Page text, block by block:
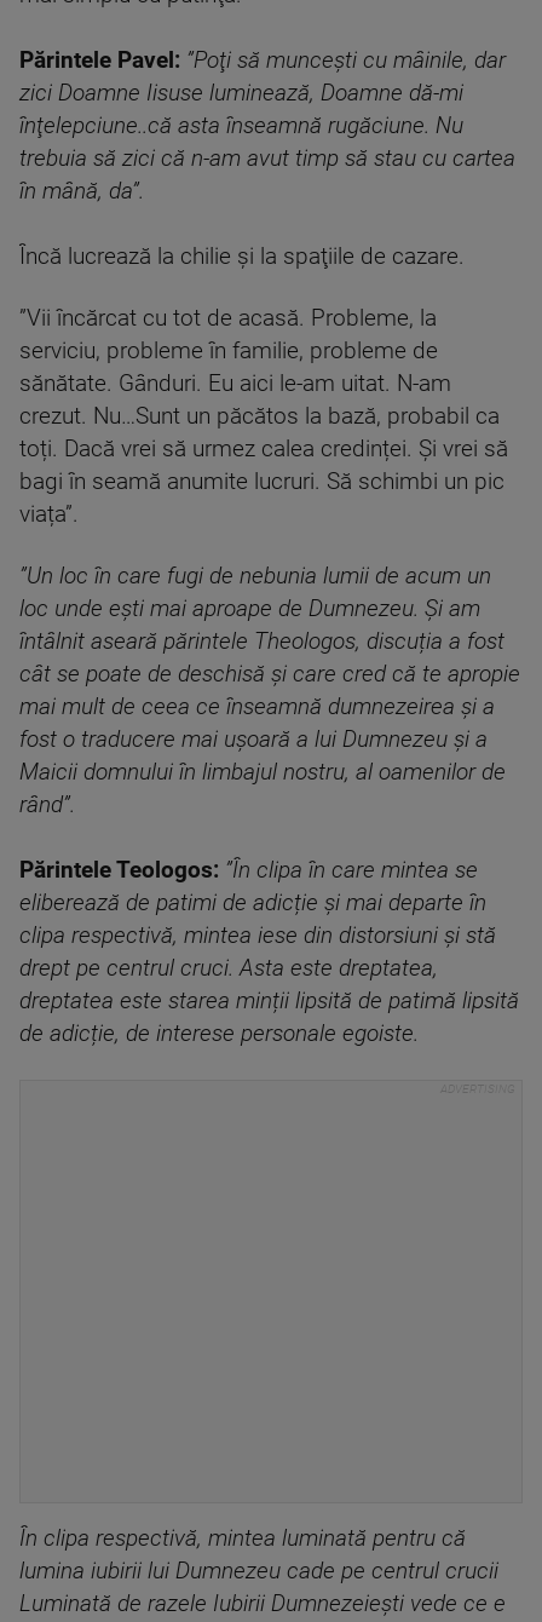
Părintele Pavel: ”Poţi să munceşti cu mâinile, dar
zici Doamne Iisuse luminează, Doamne dă-mi
înţelepciune..că asta înseamnă rugăciune. Nu
trebuia să zici că n-am avut timp să stau cu cartea
în mână, da”.
Încă lucrează la chilie şi la spaţiile de cazare.
”Vii încărcat cu tot de acasă. Probleme, la
serviciu, probleme în familie, probleme de
sănătate. Gânduri. Eu aici le-am uitat. N-am
crezut. Nu…Sunt un păcătos la bază, probabil ca
toți. Dacă vrei să urmez calea credinței. Și vrei să
bagi în seamă anumite lucruri. Să schimbi un pic
viața”.
”Un loc în care fugi de nebunia lumii de acum un
loc unde ești mai aproape de Dumnezeu. Și am
întâlnit aseară părintele Theologos, discuția a fost
cât se poate de deschisă și care cred că te apropie
mai mult de ceea ce înseamnă dumnezeirea şi a
fost o traducere mai ușoară a lui Dumnezeu și a
Maicii domnului în limbajul nostru, al oamenilor de
rând”.
Părintele Teologos: ”În clipa în care mintea se
eliberează de patimi de adicție și mai departe în
clipa respectivă, mintea iese din distorsiuni şi stă
drept pe centrul cruci. Asta este dreptatea,
dreptatea este starea minții lipsită de patimă lipsită
de adicție, de interese personale egoiste.
În clipa respectivă, mintea luminată pentru că
lumina iubirii lui Dumnezeu cade pe centrul crucii
Luminată de razele Iubirii Dumnezeiești vede ce e